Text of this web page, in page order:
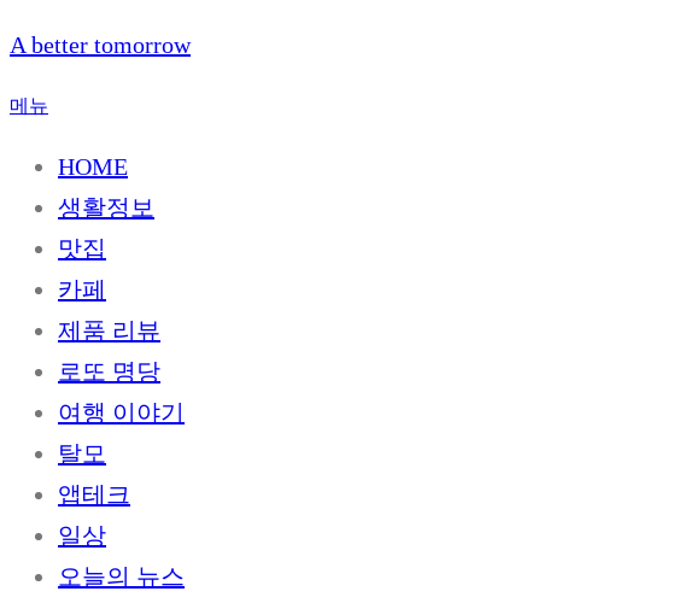
내
으
A better tomorrow
메뉴
HOME
생활정보
맛집
카페
제품 리뷰
로또 명당
여행 이야기
탈모
앱테크
일상
오늘의 뉴스